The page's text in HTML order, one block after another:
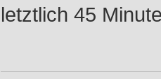
letztlich 45